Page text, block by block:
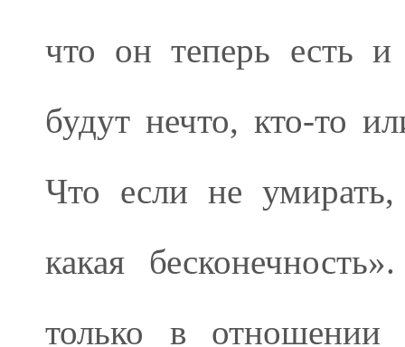
что он теперь есть
будут нечто, кто-то
Что если не
какая
только в